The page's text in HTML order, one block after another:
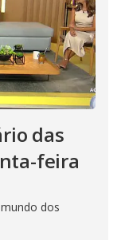
das
feira
dos